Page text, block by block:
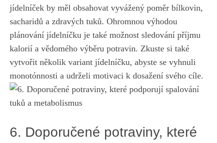
jídelníček​ by měl obsahovat vyvážený poměr bílkovin,
⁣sacharidů a zdravých tuků.⁣ Ohromnou výhodou
plánování jídelníčku je také ‍možnost sledování příjmu
kalorií a vědomého výběru potravin. Zkuste‌ si také
vytvořit několik variant jídelníčku,⁣ abyste se vyhnuli
monotónnosti a udrželi motivaci ‌k ‌dosažení ‍svého cíle.
6. Doporučené potraviny, které